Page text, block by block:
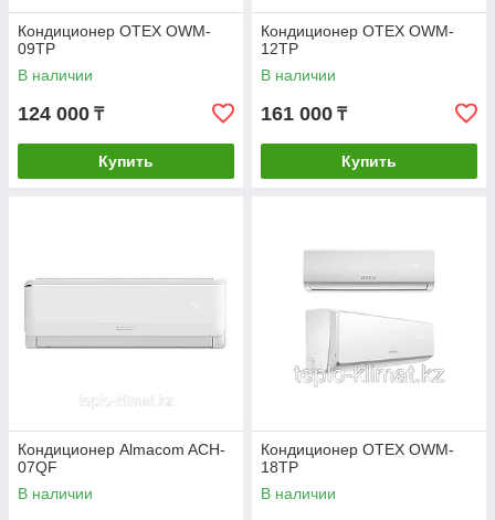
Кондиционер OTEX OWM-
09TP
В наличии
124 000 ₸
Купить
Кондиционер OTEX OWM-
12TP
В наличии
161 000 ₸
Купить
Кондиционер Almacom ACH-
07QF
В наличии
Кондиционер OTEX OWM-
18TP
В наличии